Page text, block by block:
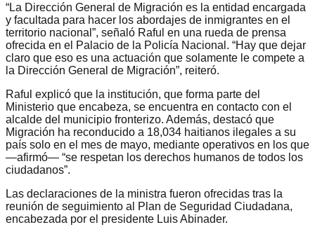
“La Dirección General de Migración es la entidad encargada
y facultada para hacer los abordajes de inmigrantes en el
territorio nacional”, señaló Raful en una rueda de prensa
ofrecida en el Palacio de la Policía Nacional. “Hay que dejar
claro que eso es una actuación que solamente le compete a
la Dirección General de Migración”, reiteró.
Raful explicó que la institución, que forma parte del
Ministerio que encabeza, se encuentra en contacto con el
alcalde del municipio fronterizo. Además, destacó que
Migración ha reconducido a 18,034 haitianos ilegales a su
país solo en el mes de mayo, mediante operativos en los que
—afirmó— “se respetan los derechos humanos de todos los
ciudadanos”.
Las declaraciones de la ministra fueron ofrecidas tras la
reunión de seguimiento al Plan de Seguridad Ciudadana,
encabezada por el presidente Luis Abinader.